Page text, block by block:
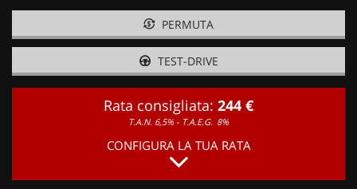
PERMUTA
TEST-DRIVE
Rata consigliata: 244 €
T.A.N. 6,5% - T.A.E.G. 8%
CONFIGURA LA TUA RATA